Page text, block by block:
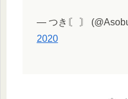
— つき〘 〙
2020